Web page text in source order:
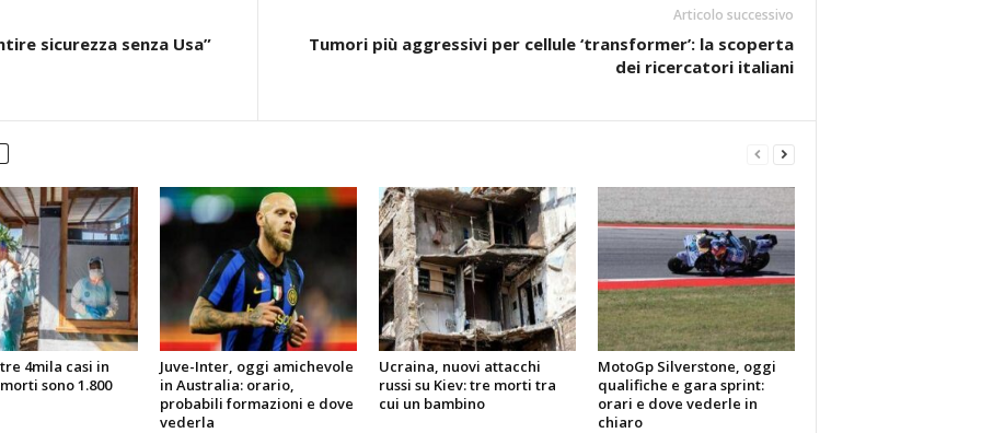
sicurezza senza Usa”
Articolo successivo
Tumori più aggressivi per cellule ‘transformer’: la scoperta
dei ricercatori italiani
4mila casi in
sono 1.800
Juve-Inter, oggi amichevole
in Australia: orario,
probabili formazioni e dove
vederla
Ucraina, nuovi attacchi
russi su Kiev: tre morti tra
cui un bambino
MotoGp Silverstone, oggi
qualifiche e gara sprint:
orari e dove vederle in
chiaro